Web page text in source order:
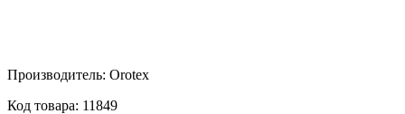
Производитель: Orotex
Код товара: 11849